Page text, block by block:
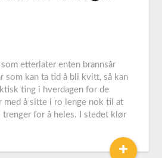
som etterlater enten brannsår
som kan ta tid å bli kvitt, så kan
ting i hverdagen for de
med å sitte i ro lenge nok til at
trenger for å heles. I stedet klør
+